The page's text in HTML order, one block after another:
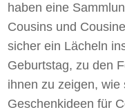
haben eine
Cousins und
sicher ein Lächeln
Geburtstag, zu den
ihnen zu zeigen,
Geschenkideen für